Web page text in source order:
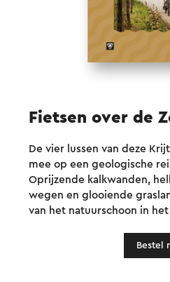
Fietsen over de
De vier lussen van deze
mee op een geologische
Oprijzende kalkwanden,
wegen en glooiende
van het natuurschoon in
Bestel